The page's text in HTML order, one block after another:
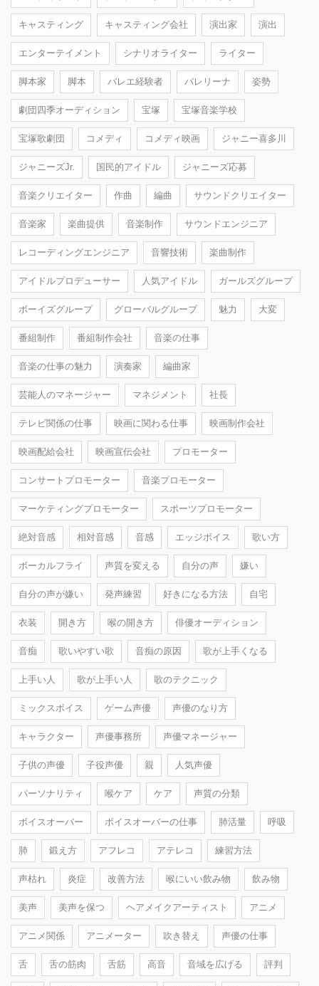
キャスティング キャスティング会社 演出家 演出
エンターテイメント シナリオライター ライター
脚本家 脚本 バレエ経験者 バレリーナ 姿勢
劇団四季オーディション 宝塚 宝塚音楽学校
宝塚歌劇団 コメディ コメディ映画 ジャニー喜多川
ジャニーズJr. 国民的アイドル ジャニーズ応募
音楽クリエイター 作曲 編曲 サウンドクリエイター
音楽家 楽曲提供 音楽制作 サウンドエンジニア
レコーディングエンジニア 音響技術 楽曲制作
アイドルプロデューサー 人気アイドル ガールズグループ
ボーイズグループ グローバルグループ 魅力 大変
番組制作 番組制作会社 音楽の仕事
音楽の仕事の魅力 演奏家 編曲家
芸能人のマネージャー マネジメント 社長
テレビ関係の仕事 映画に関わる仕事 映画制作会社
映画配給会社 映画宣伝会社 プロモーター
コンサートプロモーター 音楽プロモーター
マーケティングプロモーター スポーツプロモーター
絶対音感 相対音感 音感 エッジボイス 歌い方
ボーカルフライ 声質を変える 自分の声 嫌い
自分の声が嫌い 発声練習 好きになる方法 自宅
衣装 開き方 喉の開き方 俳優オーディション
音痴 歌いやすい歌 音痴の原因 歌が上手くなる
上手い人 歌が上手い人 歌のテクニック
ミックスボイス ゲーム声優 声優のなり方
キャラクター 声優事務所 声優マネージャー
子供の声優 子役声優 親 人気声優
パーソナリティ 喉ケア ケア 声質の分類
ボイスオーバー ボイスオーバーの仕事 肺活量 呼吸
肺 鍛え方 アフレコ アテレコ 練習方法
声枯れ 炎症 改善方法 喉にいい飲み物 飲み物
美声 美声を保つ ヘアメイクアーティスト アニメ
アニメ関係 アニメーター 吹き替え 声優の仕事
舌 舌の筋肉 舌筋 高音 音域を広げる 評判